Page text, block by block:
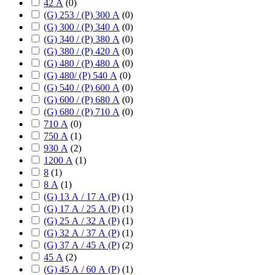
42 А (0)
(G) 253 / (P) 300 А (0)
(G) 300 / (P) 340 А (0)
(G) 340 / (P) 380 А (0)
(G) 380 / (P) 420 А (0)
(G) 480 / (P) 480 А (0)
(G) 480/ (P) 540 А (0)
(G) 540 / (P) 600 А (0)
(G) 600 / (P) 680 А (0)
(G) 680 / (P) 710 А (0)
710 А (0)
750 А (1)
930 А (2)
1200 А (1)
8 (1)
8 А (1)
(G) 13 А / 17 А (P) (1)
(G) 17 А / 25 А (P) (1)
(G) 25 А / 32 А (P) (1)
(G) 32 А / 37 А (P) (1)
(G) 37 А / 45 А (P) (2)
45 А (2)
(G) 45 А / 60 А (P) (1)